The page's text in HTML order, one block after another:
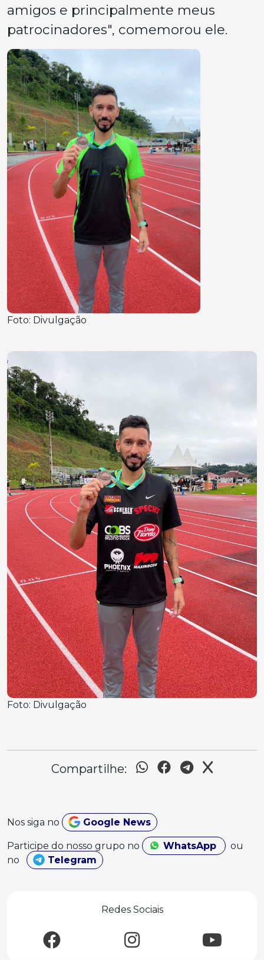
amigos e principalmente meus
patrocinadores", comemorou ele.
Foto: Divulgação
Foto: Divulgação
Compartilhe:
Nos siga no Google News
Participe do nosso grupo no WhatsApp
ou
no
Telegram
Redes Sociais